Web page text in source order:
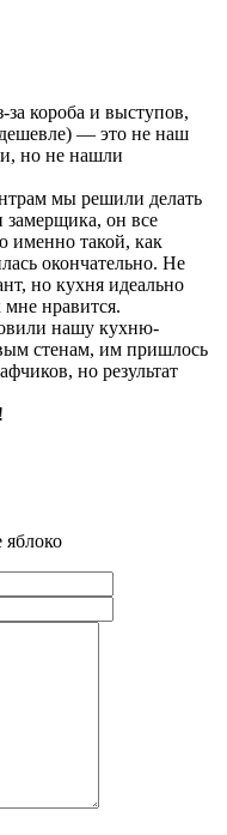
за короба и выступов,
— это не наш
но не нашли
мы решили делать
замерщика, он все
именно такой, как
окончательно. Не
но кухня идеально
мне нравится.
нашу кухню-
стенам, им пришлось
но результат
яблоко